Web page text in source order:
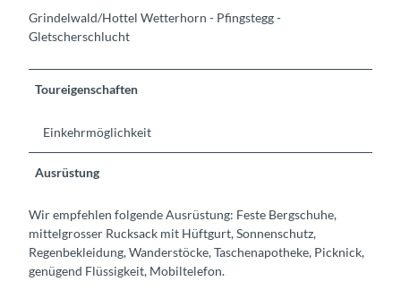
Grindelwald/Hottel Wetterhorn - Pfingstegg -
Gletscherschlucht
Toureigenschaften
Einkehrmöglichkeit
Ausrüstung
Wir empfehlen folgende Ausrüstung: Feste Bergschuhe,
mittelgrosser Rucksack mit Hüftgurt, Sonnenschutz,
Regenbekleidung, Wanderstöcke, Taschenapotheke, Picknick,
genügend Flüssigkeit, Mobiltelefon.